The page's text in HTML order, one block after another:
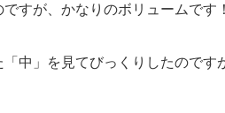
すが、かなりのボリュームです！
中」を見てびっくりしたので